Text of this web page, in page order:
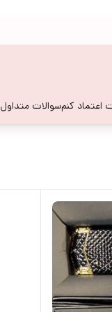
اعتماد کنمسوالات متداول